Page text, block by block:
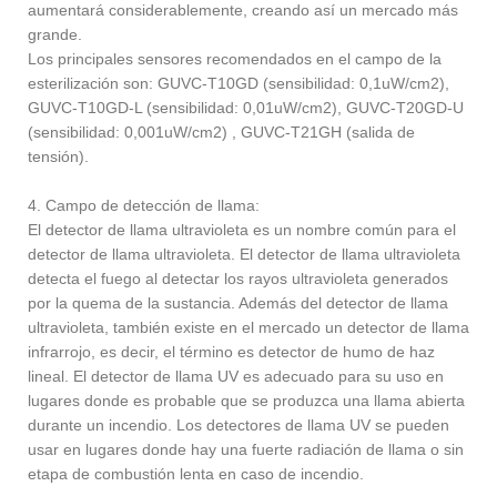
aumentará considerablemente, creando así un mercado más
grande.
Los principales sensores recomendados en el campo de la
esterilización son: GUVC-T10GD (sensibilidad: 0,1uW/cm2),
GUVC-T10GD-L (sensibilidad: 0,01uW/cm2), GUVC-T20GD-U
(sensibilidad: 0,001uW/cm2) , GUVC-T21GH (salida de
tensión).
4. Campo de detección de llama:
El detector de llama ultravioleta es un nombre común para el
detector de llama ultravioleta. El detector de llama ultravioleta
detecta el fuego al detectar los rayos ultravioleta generados
por la quema de la sustancia. Además del detector de llama
ultravioleta, también existe en el mercado un detector de llama
infrarrojo, es decir, el término es detector de humo de haz
lineal. El detector de llama UV es adecuado para su uso en
lugares donde es probable que se produzca una llama abierta
durante un incendio. Los detectores de llama UV se pueden
usar en lugares donde hay una fuerte radiación de llama o sin
etapa de combustión lenta en caso de incendio.